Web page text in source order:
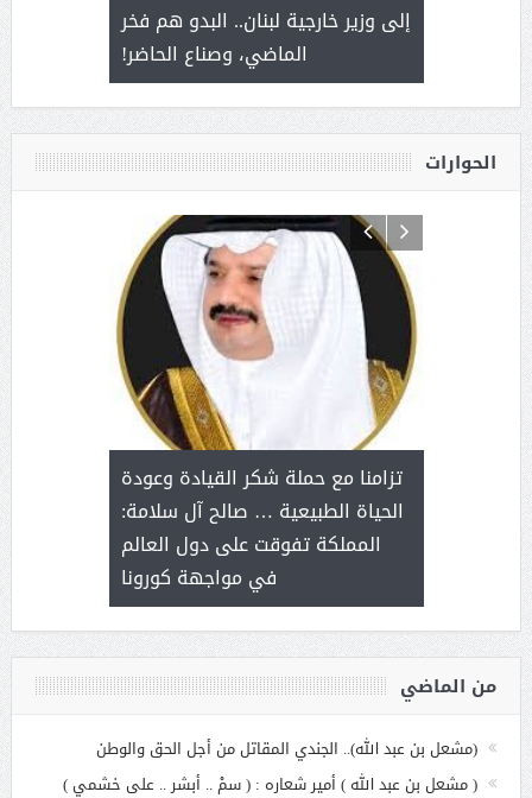
سلمان
إلى وزير خارجية لبنان.. البدو هم فخر
الماضي، وصناع الحاضر!
يحمل
من عشق
الحوارات
مع
بنت
تزامنا مع حملة شكر القيادة وعودة
الحياة الطبيعية … صالح آل سلامة:
المملكة تفوقت على دول العالم
في مواجهة كورونا
آل شرمه:
على برامج
هي أساس
من الماضي
(مشعل بن عبد الله).. الجندي المقاتل من أجل الحق والوطن
( مشعل بن عبد الله ) أمير شعاره : ( سمْ .. أبشر .. على خشمي )